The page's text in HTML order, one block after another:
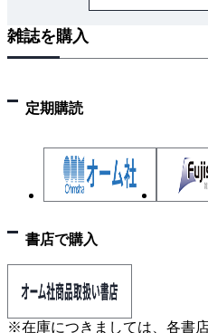
雑誌を購入
定期購読
書店で購入
※在庫につきましては、各書